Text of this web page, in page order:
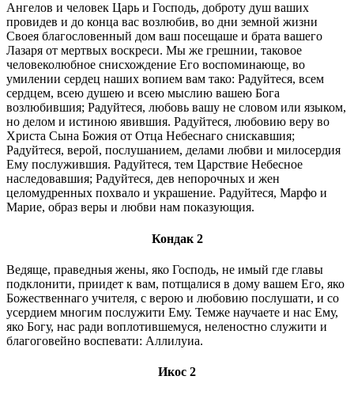
Ангелов и человек Царь и Господь, доброту душ ваших
провидев и до конца вас возлюбив, во дни земной жизни
Своея благословенный дом ваш посещаше и брата вашего
Лазаря от мертвых воскреси. Мы же грешнии, таковое
человеколюбное снисхождение Его воспоминающе, во
умилении сердец наших вопием вам тако: Радуйтеся, всем
сердцем, всею душею и всею мыслию вашею Бога
возлюбившия; Радуйтеся, любовь вашу не словом или языком,
но делом и истиною явившия. Радуйтеся, любовию веру во
Христа Сына Божия от Отца Небеснаго снискавшия;
Радуйтеся, верой, послушанием, делами любви и милосердия
Ему послужившия. Радуйтеся, тем Царствие Небесное
наследовавшия; Радуйтеся, дев непорочных и жен
целомудренных похвало и украшение. Радуйтеся, Марфо и
Марие, образ веры и любви нам показующия.
Кондак 2
Ведяще, праведныя жены, яко Господь, не имый где главы
подклонити, приидет к вам, потщалися в дому вашем Его, яко
Божественнаго учителя, с верою и любовию послушати, и со
усердием многим послужити Ему. Темже научаете и нас Ему,
яко Богу, нас ради воплотившемуся, неленостно служити и
благоговейно воспевати: Аллилуиа.
Икос 2